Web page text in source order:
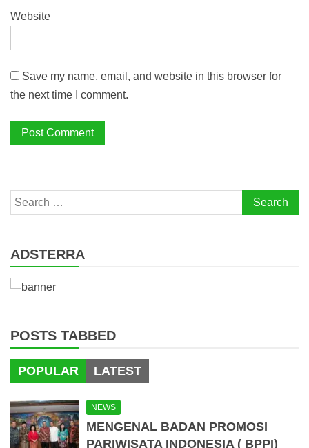
Website
Save my name, email, and website in this browser for
the next time I comment.
Search
for:
ADSTERRA
POSTS TABBED
POPULAR LATEST
NEWS
MENGENAL BADAN PROMOSI
PARIWISATA INDONESIA ( BPPI)